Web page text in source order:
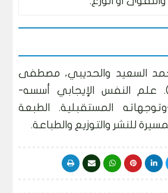
السعيد والحديبي، مصطفى
عبدالمحسن(2022). علم النفس الإيجابي أسسه-
وتوجهاته المستقبلية. الطبعة
للنشر والتوزيع والطباعة.